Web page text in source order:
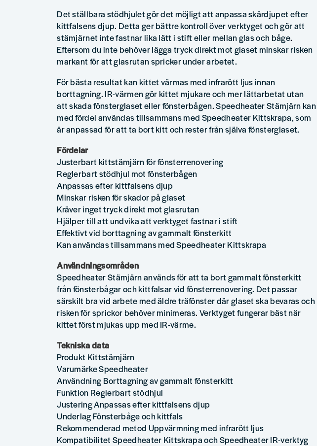
Det ställbara stödhjulet gör det möjligt att anpassa skärdjupet efter
kittfalsens djup. Detta ger bättre kontroll över verktyget och gör att
stämjärnet inte fastnar lika lätt i stift eller mellan glas och båge.
Eftersom du inte behöver lägga tryck direkt mot glaset minskar risken
markant för att glasrutan spricker under arbetet.
För bästa resultat kan kittet värmas med infrarött ljus innan
borttagning. IR-värmen gör kittet mjukare och mer lättarbetat utan
att skada fönsterglaset eller fönsterbågen. Speedheater Stämjärn kan
med fördel användas tillsammans med Speedheater Kittskrapa, som
är anpassad för att ta bort kitt och rester från själva fönsterglaset.
Fördelar
Justerbart kittstämjärn för fönsterrenovering
Reglerbart stödhjul mot fönsterbågen
Anpassas efter kittfalsens djup
Minskar risken för skador på glaset
Kräver inget tryck direkt mot glasrutan
Hjälper till att undvika att verktyget fastnar i stift
Effektivt vid borttagning av gammalt fönsterkitt
Kan användas tillsammans med Speedheater Kittskrapa
Användningsområden
Speedheater Stämjärn används för att ta bort gammalt fönsterkitt
från fönsterbågar och kittfalsar vid fönsterrenovering. Det passar
särskilt bra vid arbete med äldre träfönster där glaset ska bevaras och
risken för sprickor behöver minimeras. Verktyget fungerar bäst när
kittet först mjukas upp med IR-värme.
Tekniska data
Produkt Kittstämjärn
Varumärke Speedheater
Användning Borttagning av gammalt fönsterkitt
Funktion Reglerbart stödhjul
Justering Anpassas efter kittfalsens djup
Underlag Fönsterbåge och kittfals
Rekommenderad metod Uppvärmning med infrarött ljus
Kompatibilitet Speedheater Kittskrapa och Speedheater IR-verktyg